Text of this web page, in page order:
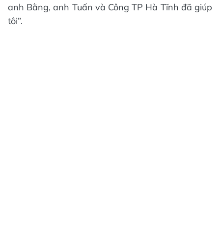
anh Bằng, anh Tuấn và Công TP Hà Tĩnh đã giúp
tôi”.